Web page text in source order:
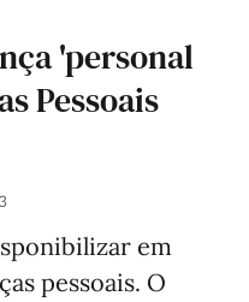
'personal
Pessoais
em
pessoais. O